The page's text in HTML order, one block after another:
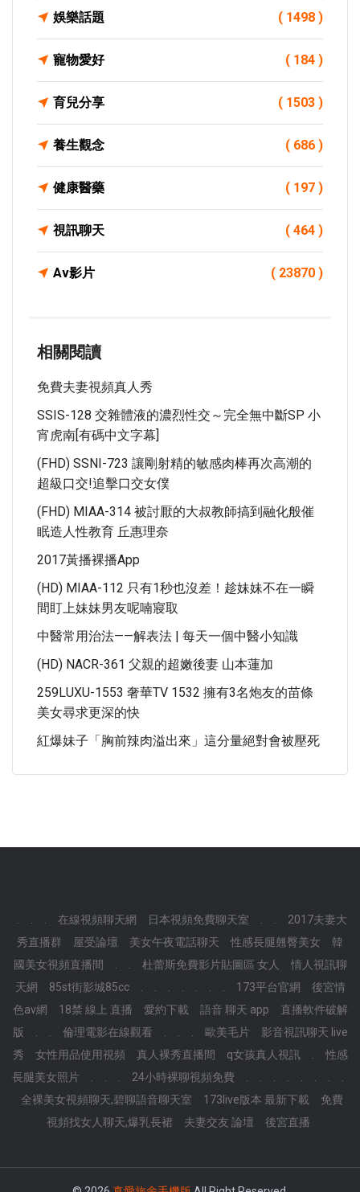
娛樂話題 ( 1498 )
寵物愛好 ( 184 )
育兒分享 ( 1503 )
養生觀念 ( 686 )
健康醫藥 ( 197 )
視訊聊天 ( 464 )
Av影片 ( 23870 )
相關閱讀
免費夫妻視頻真人秀
SSIS-128 交雜體液的濃烈性交～完全無中斷SP 小
宵虎南[有碼中文字幕]
(FHD) SSNI-723 讓剛射精的敏感肉棒再次高潮的
超級口交!追擊口交女僕
(FHD) MIAA-314 被討厭的大叔教師搞到融化般催
眠造人性教育 丘惠理奈
2017黃播裸播app
(HD) MIAA-112 只有1秒也沒差！趁妹妹不在一瞬
間盯上妹妹男友呢喃寢取
中醫常用治法——解表法 | 每天一個中醫小知識
(HD) NACR-361 父親的超嫩後妻 山本蓮加
259LUXU-1553 奢華TV 1532 擁有3名炮友的苗條
美女尋求更深的快
紅爆妹子「胸前辣肉溢出來」這分量絕對會被壓死
在線視頻聊天網 日本視頻免費聊天室
2017夫妻大
秀直播群
屋受論壇 美女午夜電話聊天 性感長腿翹臀美女
韓
國美女視頻直播間
杜蕾斯免費影片貼圖區 女人
情人視訊聊
天網
85st街影城85cc 173平台官網
後宮情
色av網
18禁 線上 直播 愛約下載 語音 聊天 app
直播軟件破解
版
倫理電影在線觀看 歐美毛片
影音視訊聊天 live
秀
女性用品使用視頻 真人裸秀直播間 q女孩真人視訊
性感
長腿美女照片
24小時裸聊視頻免費
全裸美女視頻聊天,碧聊語音聊天室
173live版本 最新下載
免費
視頻找女人聊天,爆乳長裙
夫妻交友 論壇 後宮直播